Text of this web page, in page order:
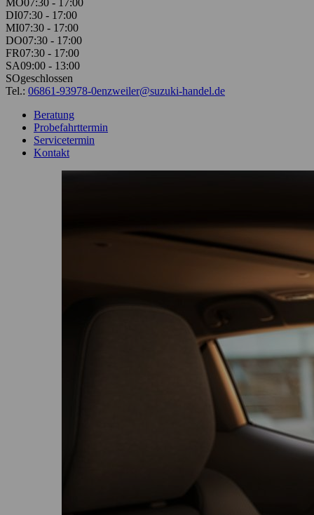
MO07:30 - 17:00
DI07:30 - 17:00
MI07:30 - 17:00
DO07:30 - 17:00
FR07:30 - 17:00
SA09:00 - 13:00
SOgeschlossen
Tel.: 06861-93978-0enzweiler@suzuki-handel.de
Beratung
Probefahrttermin
Servicetermin
Kontakt